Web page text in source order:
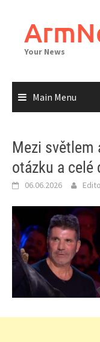
content
Your News
Main Menu
Mezi světlem
otázku a celé
06.06.2026